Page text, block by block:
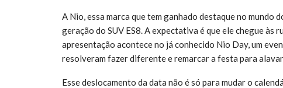
A Nio, essa marca que tem ganhado destaque no
geração do SUV ES8. A expectativa é que ele chegue às
apresentação acontece no já conhecido Nio Day, um
resolveram fazer diferente e remarcar a festa para
Esse deslocamento da data não é só para mudar o